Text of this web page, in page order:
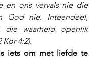
en ons vervals nie die
God nie. Inteendeel,
die waarheid openlik
4:2).
iets om met liefde te